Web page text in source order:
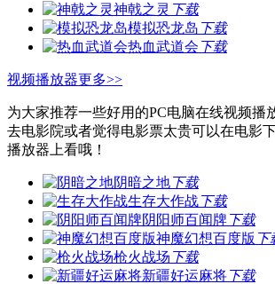
神戟之灵 下载
模拟恐龙岛 下载
热血武道会 下载
视频播放器更多>>
为大家推荐一些好用的PC电脑在线视频播
去电影院或者觉得电影票太贵可以在电影
播放器上看哦！
阴暗之地下载
生存大作战下载
阴阳师百闻牌下载
神魔幻想百度版 下
枪火战场 下载
新疆好运麻将下载